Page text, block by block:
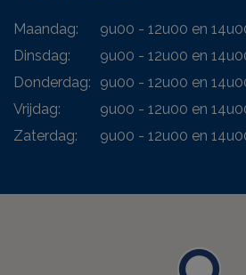
Maandag:
9u00 - 12u00 en
Dinsdag:
9u00 - 12u00 en
Donderdag:
9u00 - 12u00 en
Vrijdag:
9u00 - 12u00 en
Zaterdag:
9u00 - 12u00 en